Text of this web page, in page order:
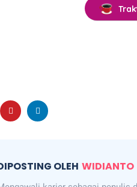
OLEH WIDIANTO